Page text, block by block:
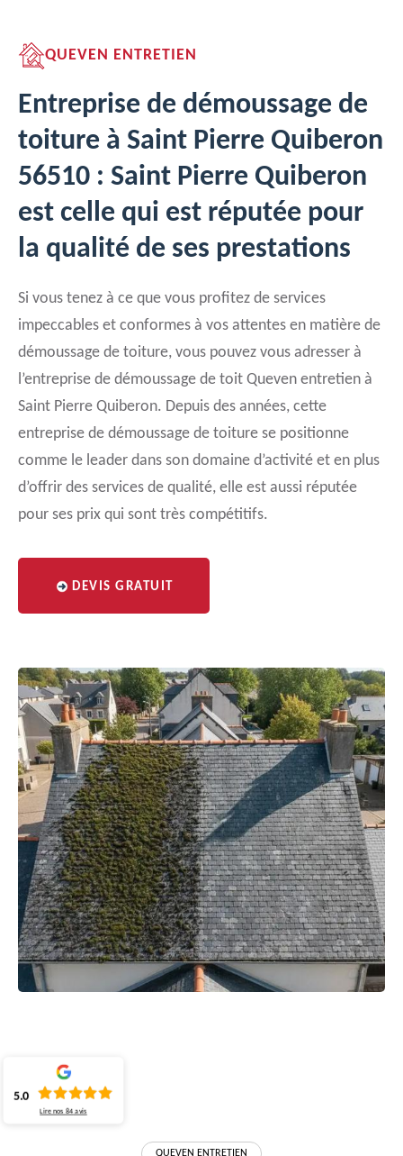
QUEVEN ENTRETIEN
Entreprise de démoussage de
toiture à Saint Pierre Quiberon
56510 : Saint Pierre Quiberon
est celle qui est réputée pour
la qualité de ses prestations
Si vous tenez à ce que vous profitez de services
impeccables et conformes à vos attentes en matière de
démoussage de toiture, vous pouvez vous adresser à
l’entreprise de démoussage de toit Queven entretien à
Saint Pierre Quiberon. Depuis des années, cette
entreprise de démoussage de toiture se positionne
comme le leader dans son domaine d’activité et en plus
d’offrir des services de qualité, elle est aussi réputée
pour ses prix qui sont très compétitifs.
DEVIS GRATUIT
QUEVEN ENTRETIEN
5.0
Lire nos84 avis